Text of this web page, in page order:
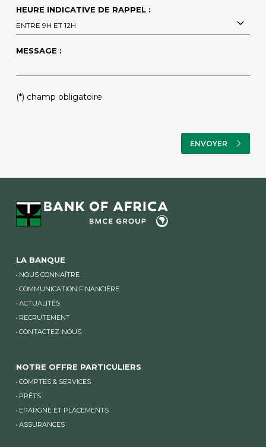
HEURE INDICATIVE DE RAPPEL :
ENTRE 9H ET 12H
MESSAGE :
PLEASE LEAVE THIS FIELD EMPTY.
(*) champ obligatoire
LA BANQUE
NOUS CONNAÎTRE
COMMUNICATION FINANCIÈRE
ACTUALITÉS
RECRUTEMENT
CONTACTEZ-NOUS
NOTRE OFFRE PARTICULIERS
COMPTES & SERVICES
PRÊTS
EPARGNE ET PLACEMENTS
ASSURANCES